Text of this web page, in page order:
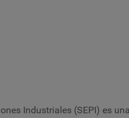
Industriales (SEPI) es